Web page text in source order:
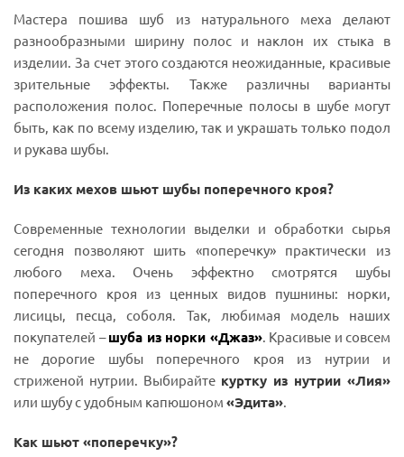
Мастера пошива шуб из натурального меха делают
разнообразными ширину полос и наклон их стыка в
изделии. За счет этого создаются неожиданные, красивые
зрительные эффекты. Также различны варианты
расположения полос. Поперечные полосы в шубе могут
быть, как по всему изделию, так и украшать только подол
и рукава шубы.
Из каких мехов шьют шубы поперечного кроя?
Современные технологии выделки и обработки сырья
сегодня позволяют шить «поперечку» практически из
любого меха. Очень эффектно смотрятся шубы
поперечного кроя из ценных видов пушнины: норки,
лисицы, песца, соболя. Так, любимая модель наших
покупателей –шуба из норки «Джаз». Красивые и совсем
не дорогие шубы поперечного кроя из нутрии и
стриженой нутрии. Выбирайте куртку из нутрии «Лия»
или шубу с удобным капюшоном «Эдита».
Как шьют «поперечку»?